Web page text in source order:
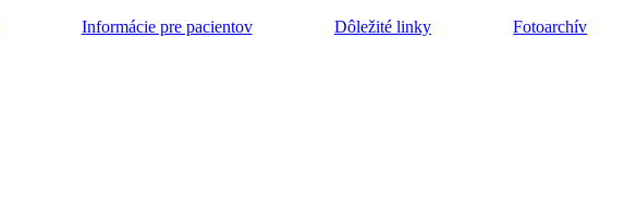
Informácie pre pacientov Dôležité linky Fotoarchív